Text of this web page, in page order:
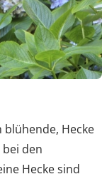
Hecke
den
Hecke sind